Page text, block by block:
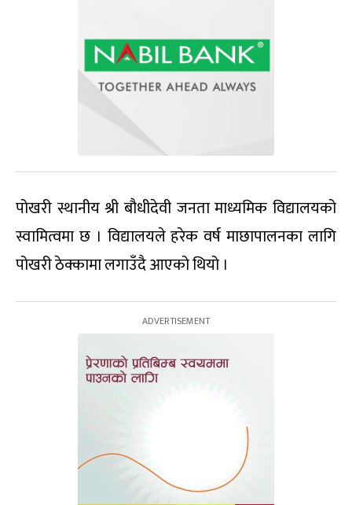
पोखरी स्थानीय श्री बौधीदेवी जनता माध्यमिक विद्यालयको
स्वामित्वमा छ । विद्यालयले हरेक वर्ष माछापालनका लागि
पोखरी ठेक्कामा लगाउँदै आएको थियो ।